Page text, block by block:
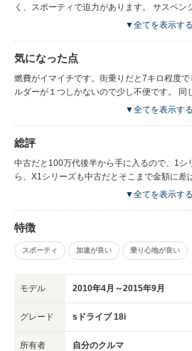
く、スポーティで迫力があります。 サスペン
乗り物酔いがひどい方でも安心して乗れるの
については、街中ではそこまで感じませんが
あります。 またカーブについても、多少のス
すし、意外と小回りもききます。 車内につい
なくても操作できるので便利かと思います。
ンドルなど全て手元に揃うので安全性も抜群
ボタンは、タッチ式で機能登録ができ機能的で
▼全てを表示する
気になった点
燃費がイマイチです。街乗りだと7キロ程度
ルダーが１つしかないので少し不便です。 同
スターなどと比べると内装が少しシンプルで
▼全てを表示する
総評
中古だと100万代後半から手に入るので、1シ
ら、X1シリーズも中古だとそこまで金額に差
▼全てを表示する
特徴
スポーティ 加速が良い 乗り心地が良い
モデル 2010年4月～2015年9月
グレード sドライブ 18i
所有者 自分のクルマ